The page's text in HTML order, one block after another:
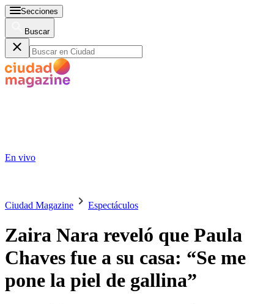
Secciones
Buscar
En vivo
Ciudad Magazine Espectáculos
Zaira Nara reveló que Paula
Chaves fue a su casa: “Se me
pone la piel de gallina”